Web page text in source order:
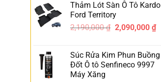
Thảm Lót Sàn Ô Tô Kardo
Ford Territory
2,190,000₫ 2,090,000 ₫
Súc Rửa Kim Phun Buồng
Đốt Ô tô Senfineco 9997
Máy Xăng